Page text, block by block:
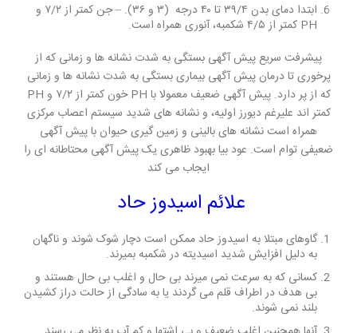
ابتدا دمای بدن ۳۹/۴ تا ۴۰ درجه (۳ و ۳۶). – جن کمتر از ۷/۲ و
PH کمتر از ۴/۵ شکمبه، آنوری همراه است.
پیشرفت سریع پیش آگهی بستگی به شدت نشانه ها و زمانی که از
پرخوری تا درمان پیش آگهی بیماری بستگی به شدت نشانه ها و زمانی
که از پر دارد. پیش آگهی ضعیف معمولا با PH خون کمتر از ۷/۲ و PH
کمتر اند علیرغم دیورز اولیه، و نشانه های شدید سیستم اعصاب مرکزی
همراه است نشانه های بالینی و زمین گیری حیوان با پیش آگهی
ضعیفی توام است. عود بیا بهبود ظاهری یک پیش آگهی محتاطانه ای را
ایجاب می کند
علائم اسیدوز حاد
گاوهای مبتلا به اسیدوز حاد ممکن است دچار شوک شوند و ناگهان
به دلیل افزایش شدید اسیدیته در شکمبه بمیرند.
کسانی که به سرعت نمی میرند بی حال و اغلب بی حال هستند و
بی هدف در اطراف قلم می گردند یا به سادگی از حالت دراز کشیدن
بلند نمی شوند.